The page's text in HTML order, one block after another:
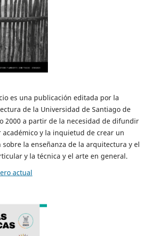
es una publicación editada por la
de la Universidad de Santiago de
2000 a partir de la necesidad de difundir
académico y la inquietud de crear un
la enseñanza de la arquitectura y el
y la técnica y el arte en general.
actual